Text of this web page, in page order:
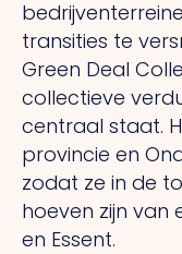
transities te
Green Deal
collectieve
centraal staat.
provincie en
zodat ze in de
hoeven zijn van
en Essent.